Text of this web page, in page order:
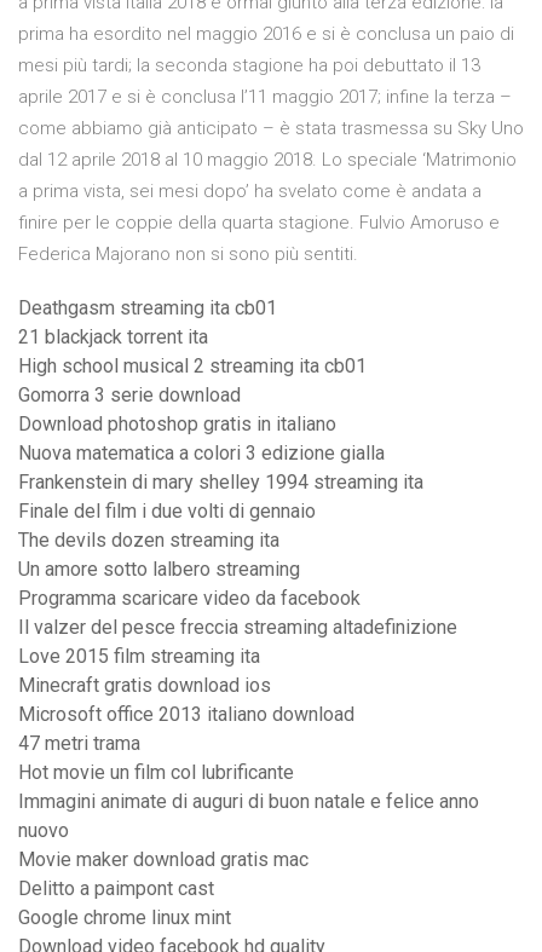
prima ha esordito nel maggio 2016 e si è conclusa un paio di
mesi più tardi; la seconda stagione ha poi debuttato il 13
aprile 2017 e si è conclusa l’11 maggio 2017; infine la terza –
come abbiamo già anticipato – è stata trasmessa su Sky Uno
dal 12 aprile 2018 al 10 maggio 2018. Lo speciale ‘Matrimonio
a prima vista, sei mesi dopo’ ha svelato come è andata a
finire per le coppie della quarta stagione. Fulvio Amoruso e
Federica Majorano non si sono più sentiti.
Deathgasm streaming ita cb01
21 blackjack torrent ita
High school musical 2 streaming ita cb01
Gomorra 3 serie download
Download photoshop gratis in italiano
Nuova matematica a colori 3 edizione gialla
Frankenstein di mary shelley 1994 streaming ita
Finale del film i due volti di gennaio
The devils dozen streaming ita
Un amore sotto lalbero streaming
Programma scaricare video da facebook
Il valzer del pesce freccia streaming altadefinizione
Love 2015 film streaming ita
Minecraft gratis download ios
Microsoft office 2013 italiano download
47 metri trama
Hot movie un film col lubrificante
Immagini animate di auguri di buon natale e felice anno
nuovo
Movie maker download gratis mac
Delitto a paimpont cast
Google chrome linux mint
Download video facebook hd quality